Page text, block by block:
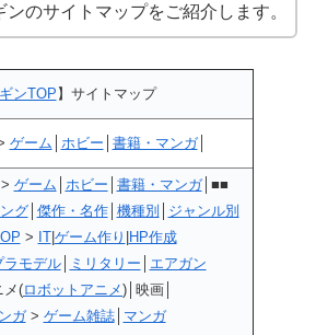
ンのサイトマップをご紹介します。
ンTOP】サイトマップ
ゲーム ホビー 書籍・マンガ│
> ゲーム ホビー 書籍・マンガ│■■
グ│ 傑作・名作│ 機種別
ジャンル別
> IT| ゲーム作り HP作成
ラモデル│ ミリタリー
エアガン
メ(ロボットアニメ)│映画│
ガ> ゲーム雑誌│ マンガ